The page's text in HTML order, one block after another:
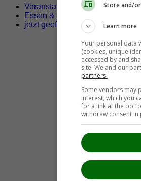
Veranstaltungen
Essen & Trinken
jetzt geöffnete Lokale
Store and/
Learn more
Your personal data
(cookies, unique
accessed by and
site. We and our
partners.
Some vendors may
interest, which you
for a link at the
withdraw consent in